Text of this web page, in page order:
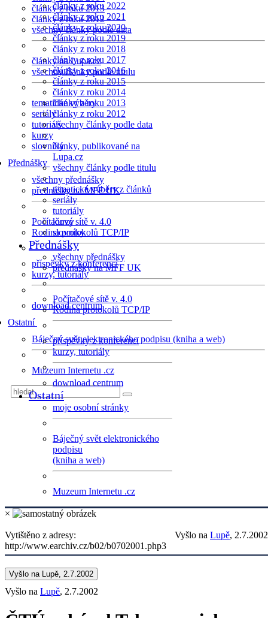
články z roku 2013
články z roku 2012
všechny články podle data
články na Lupa.cz
všechny články podle titulu
tematické výběry
seriály
tutoriály
kurzy
slovníky
Přednášky
všechny přednášky
přednášky na MFF UK
Počítačové sítě v. 4.0
Rodina protokolů TCP/IP
příspěvky z konferencí
kurzy, tutoriály
download centrum
Ostatní
Báječný svět elektronického podpisu (kniha a web)
Muzeum Internetu .cz
články z roku 2022
články z roku 2021
články z roku 2020
články z roku 2019
články z roku 2018
články z roku 2017
články z roku 2016
články z roku 2015
články z roku 2014
články z roku 2013
články z roku 2012
všechny články podle data
články, publikované na
Lupa.cz
všechny články podle titulu
tematické výběry z článků
seriály
tutoriály
kurzy
slovníky
Přednášky
všechny přednášky
přednášky na MFF UK
Počítačové sítě v. 4.0
Rodina protokolů TCP/IP
příspěvky z konferencí
kurzy, tutoriály
download centrum
Ostatní
moje osobní stránky
Báječný svět elektronického
podpisu
(kniha a web)
Muzeum Internetu .cz
×
Vyšlo na Lupě, 2.7.2002
Vytištěno z adresy:
http://www.earchiv.cz/b02/b0702001.php3
Vyšlo na Lupě, 2.7.2002
Vyšlo na Lupě, 2.7.2002